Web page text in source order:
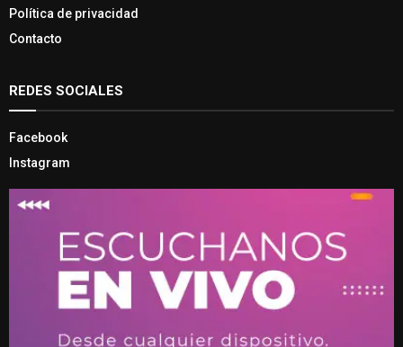
Política de privacidad
Contacto
REDES SOCIALES
Facebook
Instagram